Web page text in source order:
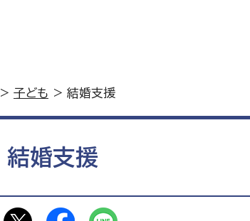
> 子ども > 結婚支援
結婚支援